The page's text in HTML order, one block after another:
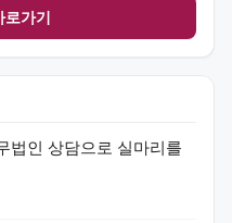
가기
법인 상담으로 실마리를